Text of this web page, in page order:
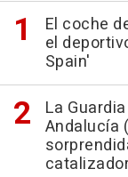
El coche
el
Spain'
La
Andalucía